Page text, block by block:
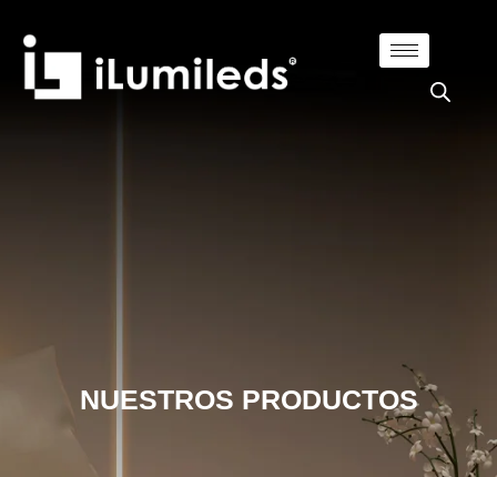
NUESTROS PRODUCTOS